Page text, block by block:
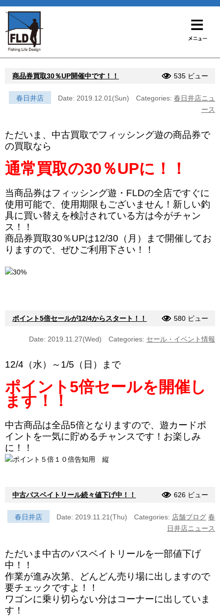
商品券買取30％UP開催中です！！ 535 ビュー
春日井店 Date: 2019.12.01(Sun) Categories: 春日井店ニュ
ース
ただいま、中古買取でフィッシング遊の商品券で
の買取なら
通常買取の30％UPに！！
当商品券はフィッシング遊・FLDの全店ですぐに
使用可能で、使用期限もございません！新しい釣
具に買い替えを検討されている方は今がチャン
ス！！
商品券買取30％UPは12/30（月）まで開催してお
りますので、ぜひご利用下さい！！
ポイント5倍セールが12/4からスタート！！ 580 ビュー
Date: 2019.11.27(Wed) Categories: セール・イベント情報
12/4（水）～1/5（日）まで
ポイント5倍セールを開催し
ます！！
中古商品は全品5倍となりますので、遊カードポ
イントを一気に貯めるチャンスです！ お楽しみ
に！！
中古バスベイトリール続々値下げ中！！ 626 ビュー
春日井店 Date: 2019.11.21(Thu) Categories: 店舗ブログ 春
日井店ニュース
ただいま中古のバスベイトリールを一部値下げ
中！！
作業が進み次第、どんどん売り場に出しますので
要チェックですよ！！
ワゴンに乗り切らない分はコーナーに出していま
す！